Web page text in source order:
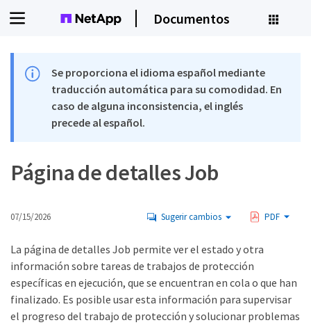
Documentos
Se proporciona el idioma español mediante
traducción automática para su comodidad. En
caso de alguna inconsistencia, el inglés
precede al español.
Página de detalles Job
07/15/2026 Sugerir cambios PDF
La página de detalles Job permite ver el estado y otra
información sobre tareas de trabajos de protección
específicas en ejecución, que se encuentran en cola o que han
finalizado. Es posible usar esta información para supervisar
el progreso del trabajo de protección y solucionar problemas